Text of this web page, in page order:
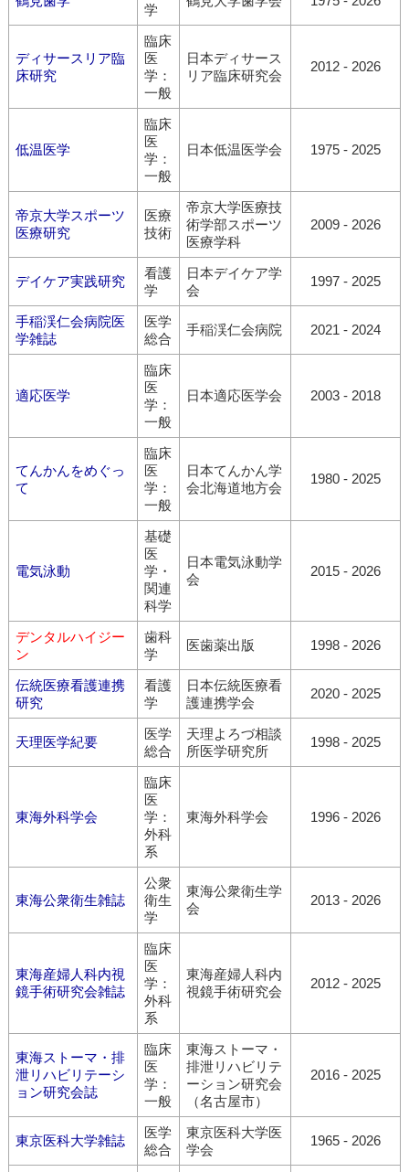
学
ディサースリア臨
床研究
臨床
医
学：
一般
日本ディサース
リア臨床研究会
2012 - 2026
低温医学
臨床
医
学：
一般
日本低温医学会 1975 - 2025
帝京大学スポーツ
医療研究
医療
技術
帝京大学医療技
術学部スポーツ
医療学科
2009 - 2026
デイケア実践研究
看護
学
日本デイケア学
会
1997 - 2025
手稲渓仁会病院医
学雑誌
医学
総合
手稲渓仁会病院 2021 - 2024
適応医学
臨床
医
学：
一般
日本適応医学会 2003 - 2018
てんかんをめぐっ
て
臨床
医
学：
一般
日本てんかん学
会北海道地方会
1980 - 2025
電気泳動
基礎
医
学・
関連
科学
日本電気泳動学
会
2015 - 2026
デンタルハイジー
ン
歯科
学
医歯薬出版 1998 - 2026
伝統医療看護連携
研究
看護
学
日本伝統医療看
護連携学会
2020 - 2025
天理医学紀要
医学
総合
天理よろづ相談
所医学研究所
1998 - 2025
東海外科学会
臨床
医
学：
外科
系
東海外科学会 1996 - 2026
東海公衆衛生雑誌
公衆
衛生
学
東海公衆衛生学
会
2013 - 2026
東海産婦人科内視
鏡手術研究会雑誌
臨床
医
学：
外科
系
東海産婦人科内
視鏡手術研究会
2012 - 2025
東海ストーマ・排
泄リハビリテーシ
ョン研究会誌
臨床
医
学：
一般
東海ストーマ・
排泄リハビリテ
ーション研究会
（名古屋市）
2016 - 2025
東京医科大学雑誌
医学
総合
東京医科大学医
学会
1965 - 2026